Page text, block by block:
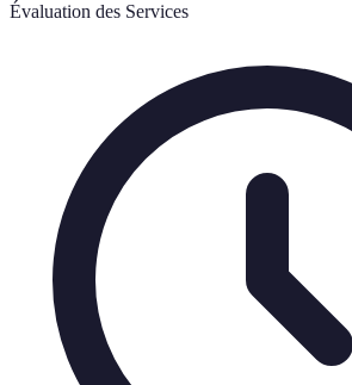
Évaluation des Services